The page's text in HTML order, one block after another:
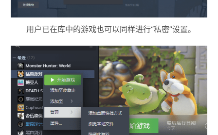
用户已在库中的游戏也可以同样进行“私密”设置。